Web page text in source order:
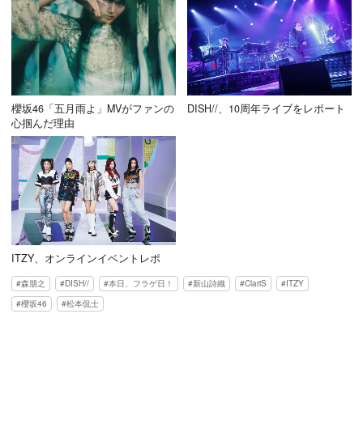
櫻坂46「五月雨よ」MVがファンの
心掴んだ理由
DISH//、10周年ライブをレポート
ITZY、オンラインイベントレポ
森朋之 DISH// 本日、フラゲ日！ 新山詩織 ClariS
ITZY
櫻坂46
松本侃士